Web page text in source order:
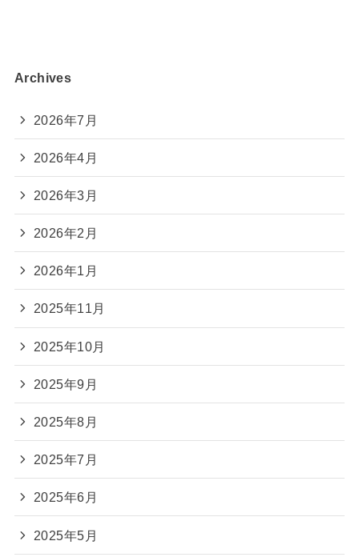
Archives
2026年7月
2026年4月
2026年3月
2026年2月
2026年1月
2025年11月
2025年10月
2025年9月
2025年8月
2025年7月
2025年6月
2025年5月